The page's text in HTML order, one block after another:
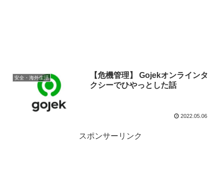
安全・海外生活
【危機管理】 Gojekオンラインタ
クシーでひやっとした話
2022.05.06
スポンサーリンク